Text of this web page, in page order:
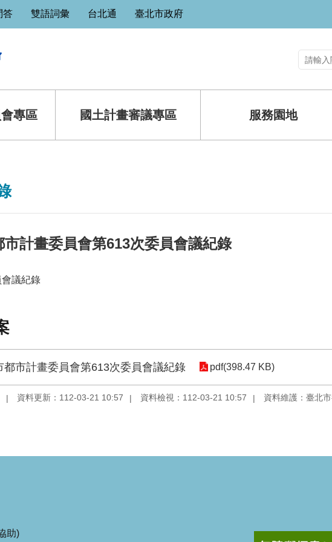
答 雙語詞彙 台北通 臺北市政府
專區 國土計畫審議專區 服務園地
市計畫委員會第613次委員會議紀錄
議紀錄
都市計畫委員會第613次委員會議紀錄 pdf(398.47 KB)
資料更新：112-03-21 10:57 資料檢視：112-03-21 10:57 資料維護：臺北
助)